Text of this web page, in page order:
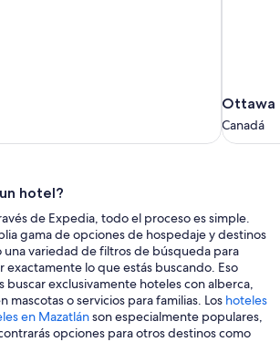
Ottawa
Canadá
Ottawa
Canadá
hotel?
de Expedia, todo el proceso es simple.
gama de opciones de hospedaje y destinos
una variedad de filtros de búsqueda para
exactamente lo que estás buscando. Eso
buscar exclusivamente hoteles con alberca,
mascotas o servicios para familias. Los hoteles
en Mazatlánson especialmente populares,
opciones para otros destinos como